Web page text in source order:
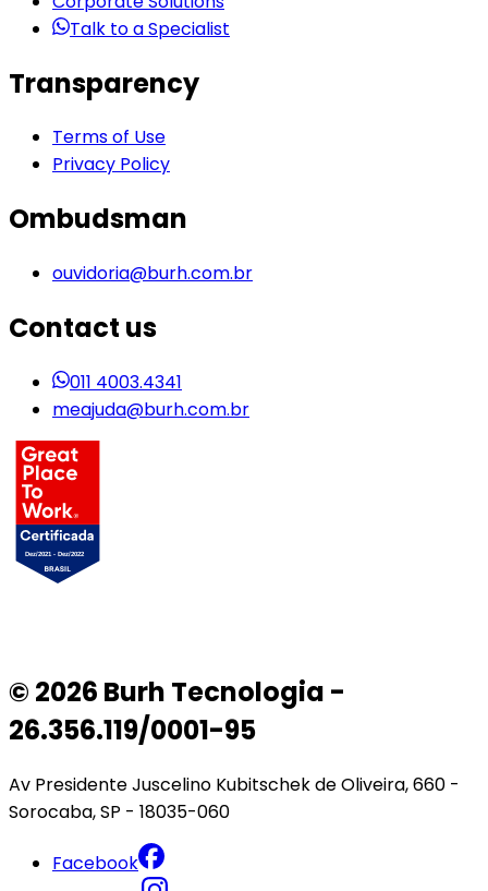
Talk to a Specialist
Transparency
Terms of Use
Privacy Policy
Ombudsman
ouvidoria@burh.com.br
Contact us
011 4003.4341
meajuda@burh.com.br
© 2026 Burh Tecnologia -
26.356.119/0001-95
Av Presidente Juscelino Kubitschek de Oliveira, 660 -
Sorocaba, SP - 18035-060
Facebook